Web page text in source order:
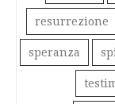
resurrezione
speranza